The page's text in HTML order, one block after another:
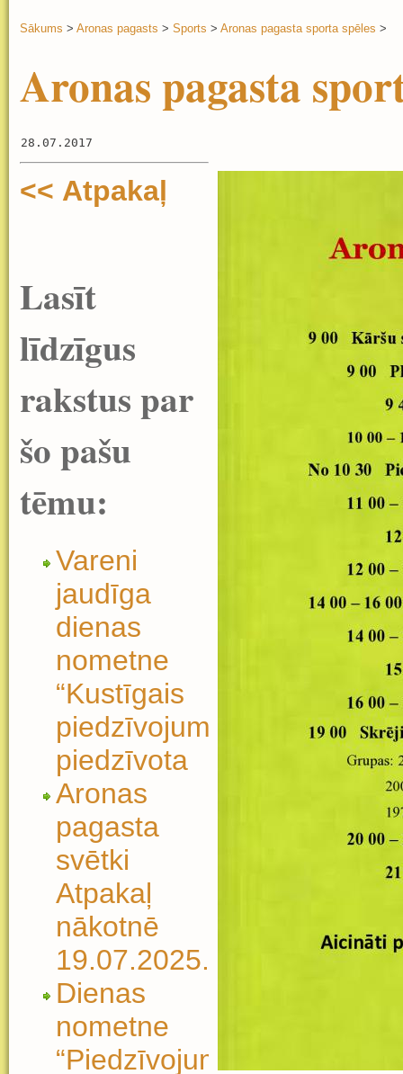
Sākums > Aronas pagasts > Sports > Aronas pagasta sporta spēles >
Aronas pagasta
28.07.2017
<< Atpakaļ
Lasīt
līdzīgus
rakstus par
šo pašu
tēmu:
Vareni
jaudīga
dienas
nometne
“Kustīgais
piedzīvojums”
piedzīvota
Aronas
pagasta
svētki
Atpakaļ
nākotnē
19.07.2025.
Dienas
nometne
“Piedzīvojumi